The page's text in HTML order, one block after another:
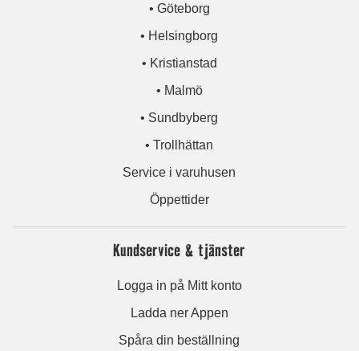
• Göteborg
• Helsingborg
• Kristianstad
• Malmö
• Sundbyberg
• Trollhättan
Service i varuhusen
Öppettider
Kundservice & tjänster
Logga in på Mitt konto
Ladda ner Appen
Spåra din beställning